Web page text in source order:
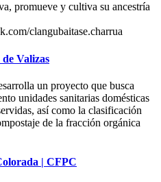
promueve y cultiva su ancestría
clangubaitase.charrua
Valizas
un proyecto que busca
unidades sanitarias domésticas
así como la clasificación
de la fracción orgánica
| CFPC